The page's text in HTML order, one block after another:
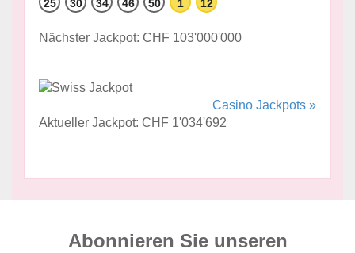
25 30 34 46 50 1 12
Nächster Jackpot: CHF 103'000'000
Casino Jackpots »
Aktueller Jackpot: CHF 1'034'692
Abonnieren Sie unseren